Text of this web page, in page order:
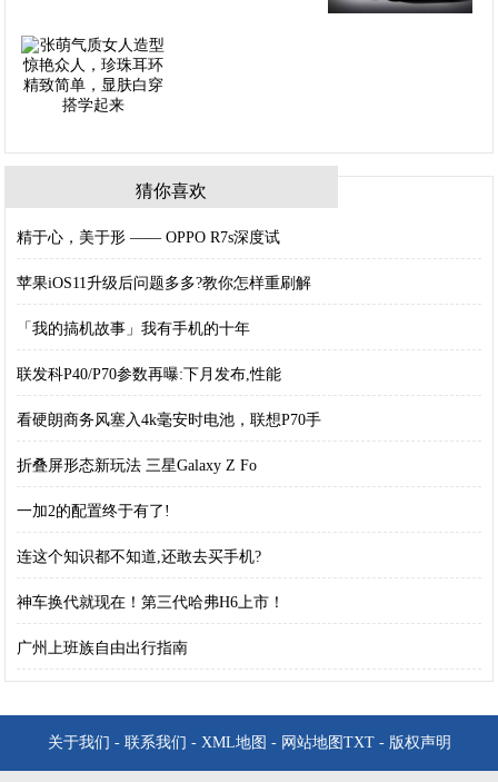
猜你喜欢
精于心，美于形 —— OPPO R7s深度试
苹果iOS11升级后问题多多?教你怎样重刷解
「我的搞机故事」我有手机的十年
联发科P40/P70参数再曝:下月发布,性能
看硬朗商务风塞入4k毫安时电池，联想P70手
折叠屏形态新玩法 三星Galaxy Z Fo
一加2的配置终于有了!
连这个知识都不知道,还敢去买手机?
神车换代就现在！第三代哈弗H6上市！
广州上班族自由出行指南
关于我们 - 联系我们 - XML地图 - 网站地图 TXT- 版权声明